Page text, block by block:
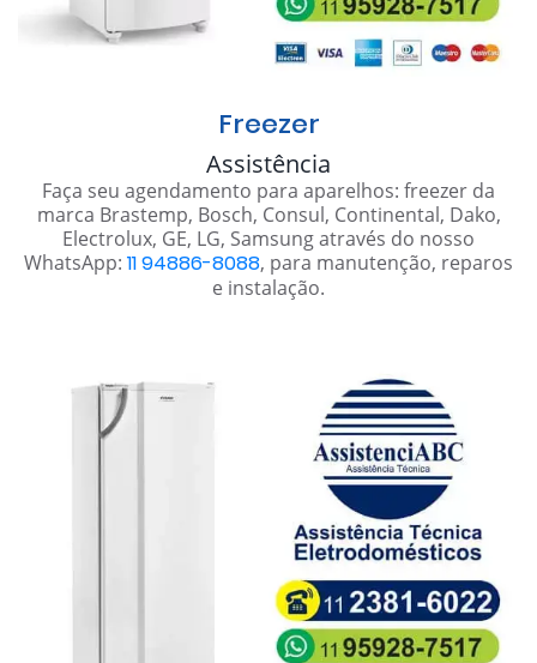
Freezer
Assistência
Faça seu agendamento para aparelhos: freezer da
marca Brastemp, Bosch, Consul, Continental, Dako,
Electrolux, GE, LG, Samsung através do nosso
WhatsApp: 11 94886-8088, para manutenção, reparos
e instalação.